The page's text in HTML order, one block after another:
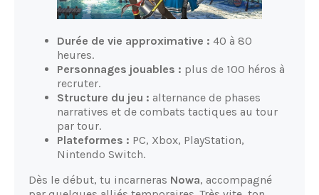
Durée de vie approximative : 40 à 80
heures.
Personnages jouables : plus de 100 héros à
recruter.
Structure du jeu : alternance de phases
narratives et de combats tactiques au tour
par tour.
Plateformes : PC, Xbox, PlayStation,
Nintendo Switch.
Dès le début, tu incarneras Nowa, accompagné